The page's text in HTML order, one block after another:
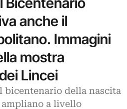
anche il
Immagini
mostra
Lincei
bicentenario della nascita
a livello